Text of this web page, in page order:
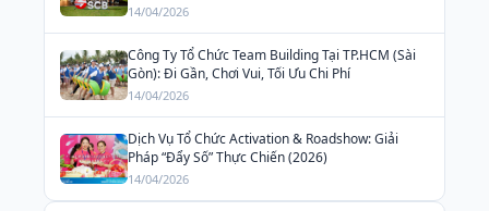
14/04/2026
Công Ty Tổ Chức Team Building Tại TP.HCM (Sài
Gòn): Đi Gần, Chơi Vui, Tối Ưu Chi Phí
14/04/2026
Dịch Vụ Tổ Chức Activation & Roadshow: Giải
Pháp “Đẩy Số” Thực Chiến (2026)
14/04/2026